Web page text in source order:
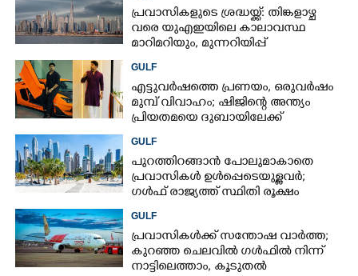
പ്രവാസികളുടെ ശ്രദ്ധയ്ക്ക്: തിങ്കളാഴ്ച
വരെ യുഎഇയിലെ കാലാവസ്ഥ
മാറിമറിയും, മുന്നറിയിപ്പ്
GULF
എട്ടുവർഷത്തെ പ്രണയം,​ ഒരുവർഷം
മുമ്പ് വിവാഹം; ഷിജിന്റെ അന്ത്യം
പ്രിയതമയെ ദുബായിലേക്ക്
GULF
പുറത്തിറങ്ങാൻ പോലുമാകാതെ
പ്രവാസികൾ ഉൾപ്പെടെയുള്ളവർ;
ഗൾഫ് രാജ്യത്ത് സ്ഥിതി രൂക്ഷം
GULF
പ്രവാസികൾക്ക് സന്തോഷ വാർത്ത;
കുറഞ്ഞ ചെലവിൽ ഗൾഫിൽ നിന്ന്
നാട്ടിലെത്താം,​ കൂടുതൽ